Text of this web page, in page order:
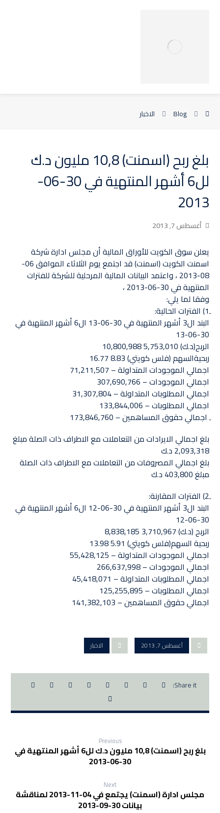
Blog الاخبار
بلغ ربح (اسمنت) 10,8 مليون د.ك
لل6 أشهر المنتهية في 30-06-
2013
أغسطس 7, 2013
يعلن سوق الكويت للأوراق المالية أن مجلس ادارة شركة
اسمنت الكويت (اسمنت) قد اجتمع يوم الثلاثاء الموافق 06-
08-2013 ، واعتمد البيانات المالية المرحلية للشركة للفترات
المنتهية في 30-06-2013 ،
وفقا لما يلي:‏
البند ال3 أشهر المنتهية في 30-06-13 ال6 أشهر المنتهية في
30-06-13
الربح(د.ك) 5,753,010 10,800,988 ‏
ربحيةالسهم (فلس كويتي) 8.83 16.77
اجمالي الموجودات المتداولة – 71,211,507 ‏
اجمالي الموجودات – 307,690,766
اجمالي المطلوبات المتداولة – 31,307,804 ‏
اجمالي المطلوبات – 133,844,006 ‏
ِ اجمالي حقوق المساهمين – 173,846,760
بلغ اجمالي الايرادات من التعاملات مع الاطراف ذات الصلة مبلغ
2,093,318 د.ك
بلغ اجمالي المصروفات من التعاملات مع الاطراف ذات الصلة
مبلغ 403,800 د.ك
البند ال3 أشهر المنتهية في 30-06-12 ال6 أشهر المنتهية في
30-06-12
الربح (د.ك) 3,710,967 8,838,185
ربحية السهم(فلس كويتي) 5.91 13.98
اجمالي الموجودات المتداولة – 55,428,125
اجمالي الموجودات – 266,637,998
اجمالي المطلوبات المتداولة – 45,418,071
اجمالي المطلوبات – 125,255,895 ‏
اجمالي حقوق المساهمين – 141,382,103
أغسطس 7, 2013 الاخبار
Previous
بلغ ربح (اسمنت) 10,8 مليون د.ك لل6 أشهر المنتهية في
30-06-2013
Next
مجلس ادارة (اسمنت) يجتمع في 04-11-2013 لمناقشة
بيانات 30-09-2013